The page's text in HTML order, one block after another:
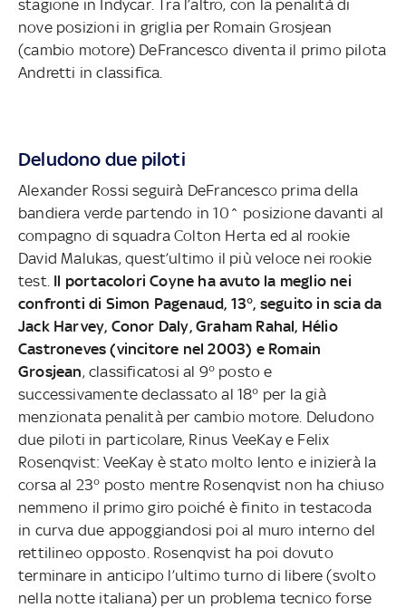
stagione in Indycar. Tra l’altro, con la penalità di
nove posizioni in griglia per Romain Grosjean
(cambio motore) DeFrancesco diventa il primo pilota
Andretti in classifica.
Deludono due piloti
Alexander Rossi seguirà DeFrancesco prima della
bandiera verde partendo in 10^ posizione davanti al
compagno di squadra Colton Herta ed al rookie
David Malukas, quest’ultimo il più veloce nei rookie
test. Il portacolori Coyne ha avuto la meglio nei
confronti di Simon Pagenaud, 13°, seguito in scia da
Jack Harvey, Conor Daly, Graham Rahal, Hélio
Castroneves (vincitore nel 2003) e Romain
Grosjean, classificatosi al 9° posto e
successivamente declassato al 18° per la già
menzionata penalità per cambio motore. Deludono
due piloti in particolare, Rinus VeeKay e Felix
Rosenqvist: VeeKay è stato molto lento e inizierà la
corsa al 23° posto mentre Rosenqvist non ha chiuso
nemmeno il primo giro poiché è finito in testacoda
in curva due appoggiandosi poi al muro interno del
rettilineo opposto. Rosenqvist ha poi dovuto
terminare in anticipo l’ultimo turno di libere (svolto
nella notte italiana) per un problema tecnico forse